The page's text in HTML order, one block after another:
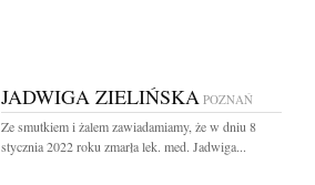
JADWIGA ZIELIŃSKA POZNAŃ
Ze smutkiem i żalem zawiadamiamy, że w dniu 8
stycznia 2022 roku zmarła lek. med. Jadwiga...